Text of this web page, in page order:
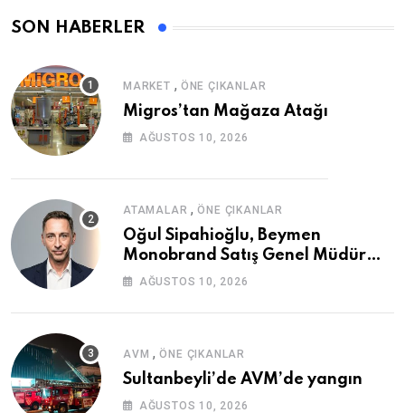
SON HABERLER
MARKET , ÖNE ÇIKANLAR
Migros’tan Mağaza Atağı
AĞUSTOS 10, 2026
ATAMALAR ,ÖNE ÇIKANLAR
Oğul Sipahioğlu, Beymen
Monobrand Satış Genel Müdür
Yardımcısı Oldu
AĞUSTOS 10, 2026
AVM ,ÖNE ÇIKANLAR
Sultanbeyli’de AVM’de yangın
AĞUSTOS 10, 2026